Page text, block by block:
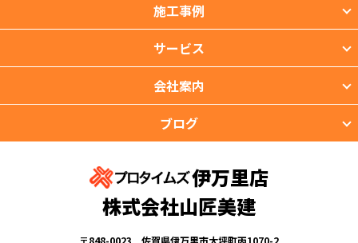
施工事例
サービス
会社案内
ブログ
伊万里店
株式会社山匠美建